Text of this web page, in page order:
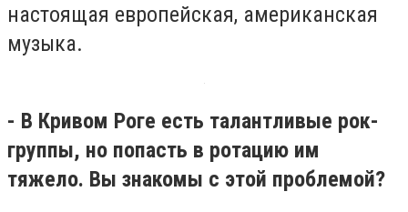
настоящая европейская, американская
музыка.
- В Кривом Роге есть талантливые рок-
группы, но попасть в ротацию им
тяжело. Вы знакомы с этой проблемой?